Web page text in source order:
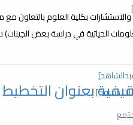
دقيقة]
بكلية العلوم بالتعاون
بعنوان